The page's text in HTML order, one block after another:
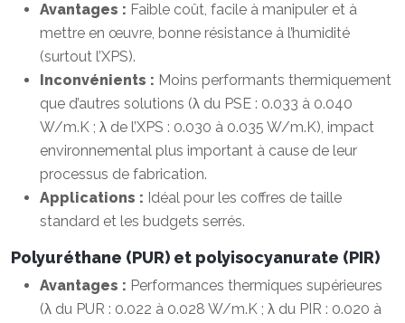
Avantages : Faible coût, facile à manipuler et à
mettre en œuvre, bonne résistance à l’humidité
(surtout l’XPS).
Inconvénients : Moins performants thermiquement
que d’autres solutions (λ du PSE : 0.033 à 0.040
W/m.K ; λ de l’XPS : 0.030 à 0.035 W/m.K), impact
environnemental plus important à cause de leur
processus de fabrication.
Applications : Idéal pour les coffres de taille
standard et les budgets serrés.
Polyuréthane (PUR) et polyisocyanurate (PIR)
Avantages : Performances thermiques supérieures
(λ du PUR : 0.022 à 0.028 W/m.K ; λ du PIR : 0.020 à